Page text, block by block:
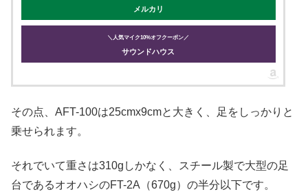
メルカリ
＼人気マイク10%オフクーポン／
サウンドハウス
その点、AFT-100は25cmx9cmと大きく、足をしっかりと
乗せられます。
それでいて重さは310gしかなく、スチール製で大型の足
台であるオオハシのFT-2A（670g）の半分以下です。